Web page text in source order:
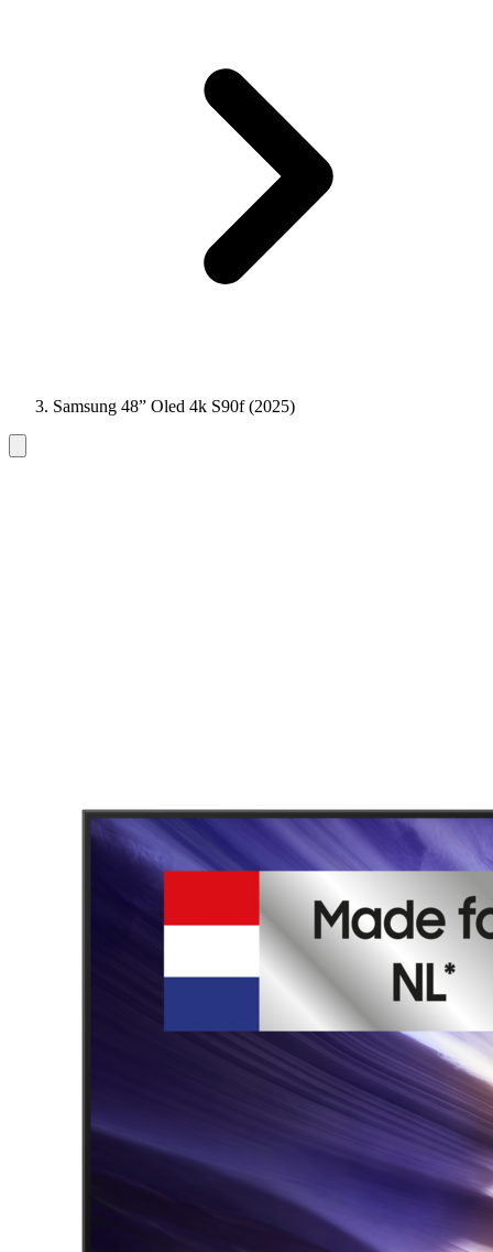
Samsung 48” Oled 4k S90f (2025)